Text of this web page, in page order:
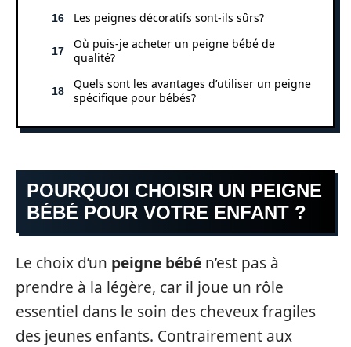
Les peignes décoratifs sont-ils sûrs?
Où puis-je acheter un peigne bébé de
qualité?
Quels sont les avantages d’utiliser un peigne
spécifique pour bébés?
POURQUOI CHOISIR UN PEIGNE
BÉBÉ POUR VOTRE ENFANT ?
Le choix d’un peigne bébé n’est pas à
prendre à la légère, car il joue un rôle
essentiel dans le soin des cheveux fragiles
des jeunes enfants. Contrairement aux